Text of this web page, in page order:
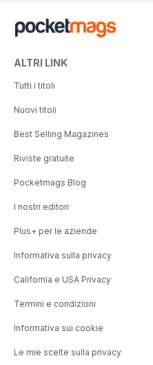
ALTRI LINK
Tutti i titoli
Nuovi titoli
Best Selling Magazines
Riviste gratuite
Pocketmags Blog
I nostri editori
Plus+ per le aziende
Informativa sulla privacy
California e USA Privacy
Termini e condizioni
Informativa sui cookie
Le mie scelte sulla privacy